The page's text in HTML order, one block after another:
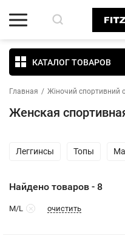
КАТАЛОГ ТОВАРОВ
Главная / Жіночий спортивний
Женская
Леггинсы Топы
Найдено товаров - 8
M/L очистить